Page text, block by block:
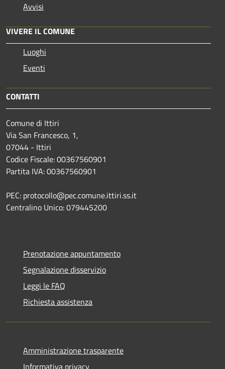
Avvisi
VIVERE IL COMUNE
Luoghi
Eventi
CONTATTI
Comune di Ittiri
Via San Francesco, 1,
07044 - Ittiri
Codice Fiscale: 00367560901
Partita IVA: 00367560901
PEC: protocollo@pec.comune.ittiri.ss.it
Centralino Unico: 079445200
Prenotazione appuntamento
Segnalazione disservizio
Leggi le FAQ
Richiesta assistenza
Amministrazione trasparente
Informativa privacy